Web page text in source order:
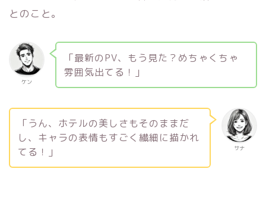
とのこと。
ケン
「最新のPV、もう見た？めちゃくちゃ
雰囲気出てる！」
サナ
「うん、ホテルの美しさもそのままだ
し、キャラの表情もすごく繊細に描かれ
てる！」